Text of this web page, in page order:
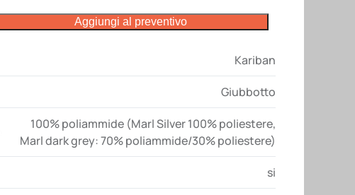
Aggiungi al preventivo
Kariban
Giubbotto
100% poliammide (Marl Silver 100% poliestere,
Marl dark grey: 70% poliammide/30% poliestere)
si